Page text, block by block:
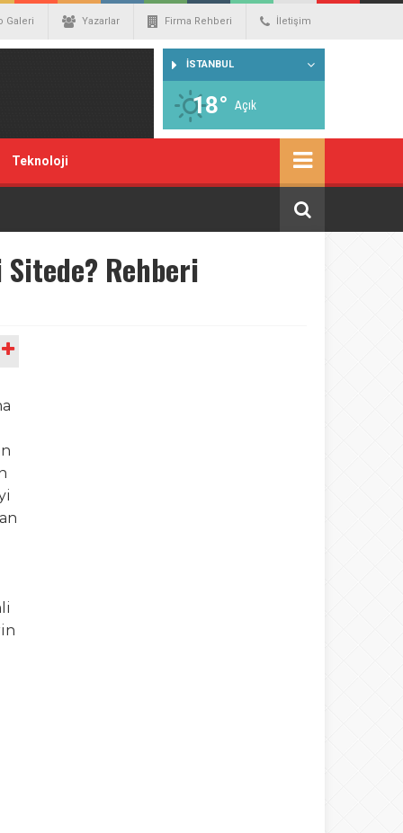
Galeri Yazarlar Firma Rehberi İletişim
İSTANBUL
18° Açık
Teknoloji
Rehberi